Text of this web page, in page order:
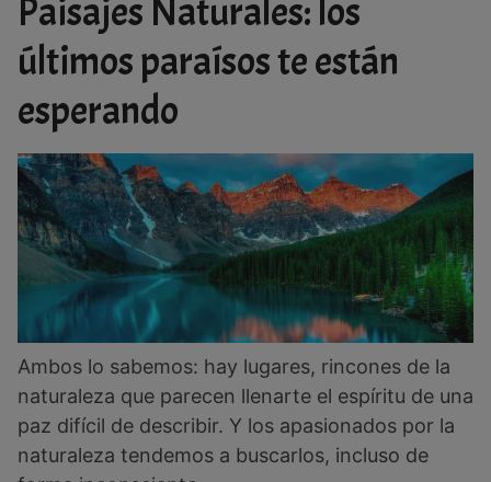
Paisajes Naturales: los
últimos paraísos te están
esperando
Ambos lo sabemos: hay lugares, rincones de la
naturaleza que parecen llenarte el espíritu de una
paz difícil de describir. Y los apasionados por la
naturaleza tendemos a buscarlos, incluso de